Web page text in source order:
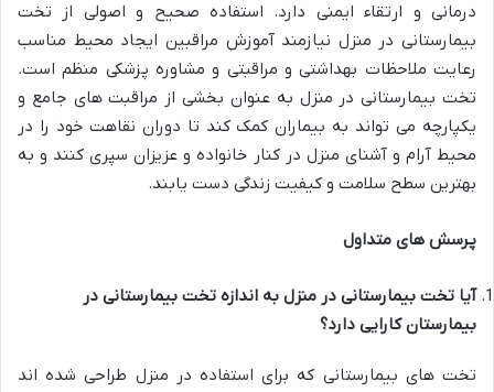
درمانی و ارتقاء ایمنی دارد. استفاده صحیح و اصولی از تخت
بیمارستانی در منزل نیازمند آموزش مراقبین ایجاد محیط مناسب
رعایت ملاحظات بهداشتی و مراقبتی و مشاوره پزشکی منظم است.
تخت بیمارستانی در منزل به عنوان بخشی از مراقبت های جامع و
یکپارچه می تواند به بیماران کمک کند تا دوران نقاهت خود را در
محیط آرام و آشنای منزل در کنار خانواده و عزیزان سپری کنند و به
بهترین سطح سلامت و کیفیت زندگی دست یابند.
پرسش های متداول
آیا تخت بیمارستانی در منزل به اندازه تخت بیمارستانی در
بیمارستان کارایی دارد؟
تخت های بیمارستانی که برای استفاده در منزل طراحی شده اند